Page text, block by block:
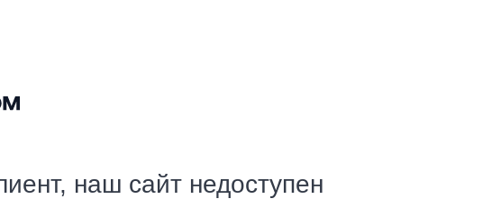
наш сайт недоступен